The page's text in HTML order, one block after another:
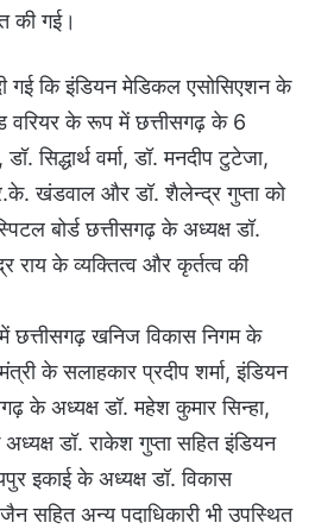
की गई।
गई कि इंडियन मेडिकल एसोसिएशन के
वरियर के रूप में छत्तीसगढ़ के 6
सिद्धार्थ वर्मा, डॉ. मनदीप टुटेजा,
खंडवाल और डॉ. शैलेन्द्र गुप्ता को
बोर्ड छत्तीसगढ़ के अध्यक्ष डॉ.
राय के व्यक्तित्व और कृर्तत्व की
में छत्तीसगढ़ खनिज विकास निगम के
के सलाहकार प्रदीप शर्मा, इंडियन
के अध्यक्ष डॉ. महेश कुमार सिन्हा,
डॉ. राकेश गुप्ता सहित इंडियन
इकाई के अध्यक्ष डॉ. विकास
सहित अन्य पदाधिकारी भी उपस्थित